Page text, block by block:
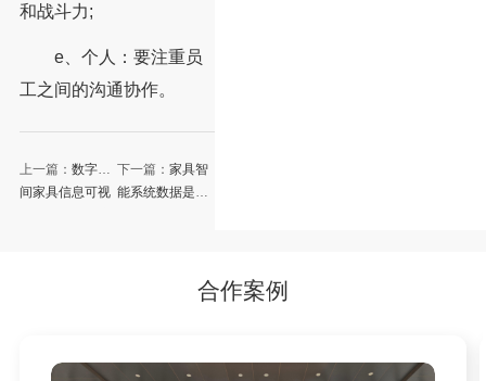
和战斗力;
e、个人：要注重员
工之间的沟通协作。
上一篇： 数字车
间家具信息可视
下一篇： 家具智
能系统数据是怎
合作案例